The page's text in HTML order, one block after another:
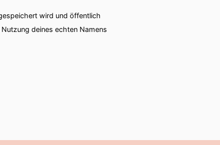
alles recht vernünftig
nie was
habe es kann ja
wird und öffentlich
deines echten Namens